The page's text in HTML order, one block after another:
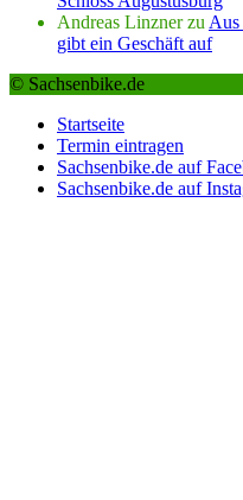
Andreas Linznerzu
gibt ein Geschäft auf
© Sachsenbike.de
Startseite
Termin eintragen
Sachsenbike.de auf
Sachsenbike.de auf